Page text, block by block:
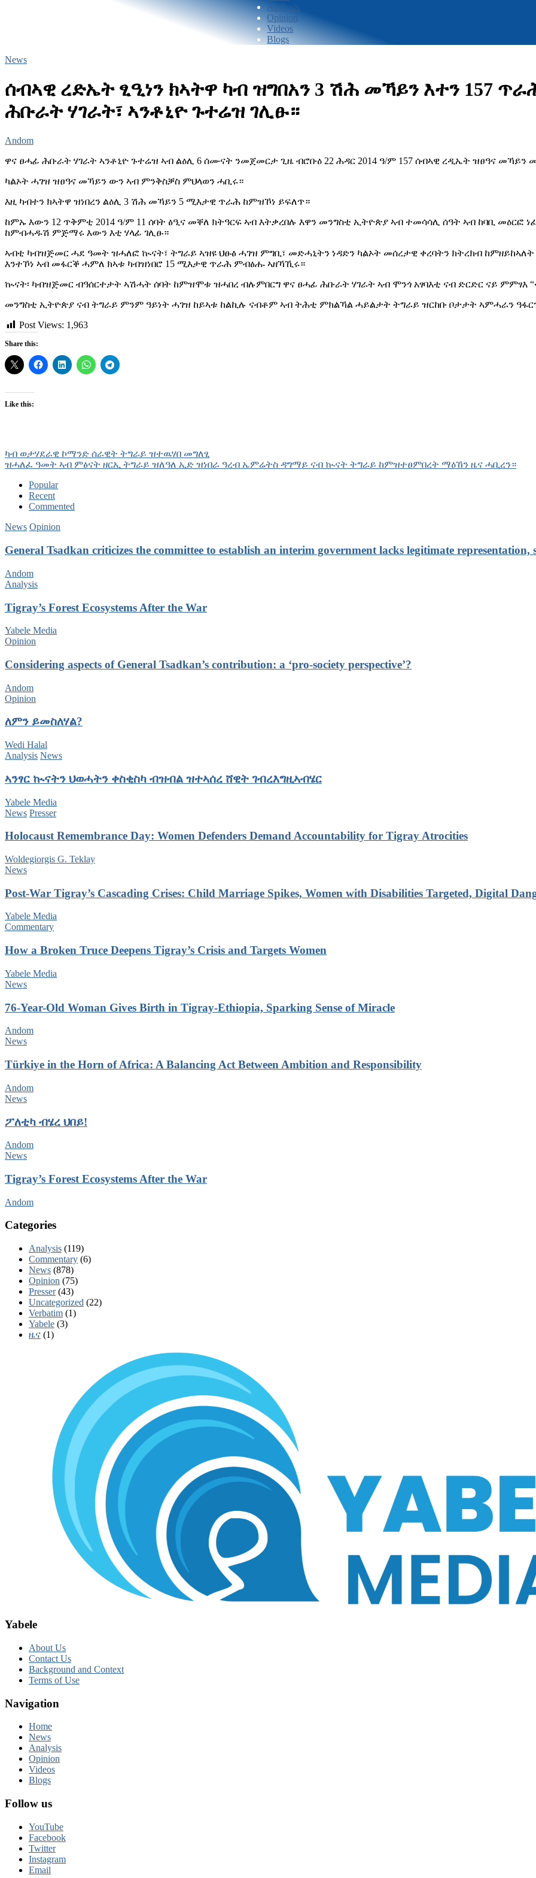
Analysis
Opinion
Videos
Blogs
News
ሰብኣዊ ረድኤት ፂዒነን ክኣትዋ ካብ ዝግበአን 3 ሽሕ መኻይን እተን 157
ሕቡራት ሃገራት፣ ኣንቶኒዮ ጉተሬዝ ገሊፁ።
Andom
ዋና ፀሓፊ ሕቡራት ሃገራት ኣንቶኒዮ ጉተሬዝ ኣብ ልዕሊ 6 ሰሙናት ንመጀመርታ ጊዜ ብሮቡዕ 22 ሕዳር 2014 ዓ/ም 157 ሰብኣዊ ረዲኤት ዝፀዓና መኻይን
ካልኦት ሓገዝ ዝፀዓና መኻይን ውን ኣብ ምንቅስቓስ ምህላወን ሓቢሩ።
እዚ ካብተን ክኣትዋ ዝነበረን ልዕሊ 3 ሽሕ መኻይን 5 ሚእታዊ ጥራሕ ከምዝኾነ ይፍለጥ።
ከምኡ እውን 12 ጥቅምቲ 2014 ዓ/ም 11 ሰባት ፅዒና መቐለ ክትዓርፍ ኣብ እትቃረበሉ እዋን መንግስቲ ኢትዮጵያ ኣብ ተመሳሳሊ ሰዓት ኣብ ከባቢ
ከምብሓዱሽ ምጅማሩ እውን እቲ ሃላፊ ገሊፁ።
ኣብቲ ካብዝጅመር ሓደ ዓመት ዝሓለፎ ኲናት፣ ትግራይ ኣዝዩ ህፁፅ ሓገዝ ምግቢ፣ መድሓኒትን ነዳድን ካልኦት መሰረታዊ ቀረባትን ክትረክብ
እንተኾነ ኣብ መፋርቕ ሓምለ ክኣቱ ካብዝነበሮ 15 ሚእታዊ ጥራሕ ምብፅሑ ኣዘኻኺሩ።
ኲናት፡ ካብዝጅመር ብዓሰርተታት ኣሽሓት ሰባት ከምዝሞቱ ዝሓበረ ብሉምበርግ ዋና ፀሓፊ ሕቡራት ሃገራት ኣብ ሞንጎ አፃባእቲ ናብ ድርድር ናይ ምምፃእ
መንግስቲ ኢትዮጵያ ናብ ትግራይ ምንም ዓይነት ሓገዝ ከይኣቱ ከልኪሉ ናብቶም ኣብ ትሕቲ ምክልኻል ሓይልታት ትግራይ ዝርከቡ ቦታታት ኣምሓራን
Post Views: 1,963
Share this:
Like this:
Post
navigation
ካብ ወታሃደራዊ ኮማንድ ሰራዊት ትግራይ ዝተዉሃበ መግለፂ
ዝሓለፈ ዓመት ኣብ ምፅናት ዘርኢ ትግራይ ዝለዓለ ኢድ ዝነበራ ዓረብ ኤምሬትስ ዳግማይ ናብ ኲናት ትግራይ ከምዝተፀምበረት ማዕኸን ዜና ሓቢረን።
Popular
Recent
Commented
News Opinion
General Tsadkan criticizes the committee to establish an interim government lacks legitimate representation,
Andom
Analysis
Tigray’s Forest Ecosystems After the War
Yabele Media
Opinion
Considering aspects of General Tsadkan’s contribution: a ‘pro-society perspective’?
Andom
Opinion
ለምን ይመስለሃል?
Wedi Halal
Analysis News
ኣንፃር ኲናትን ህወሓትን ቀስቂስካ ብዝብል ዝተኣሰረ ሸዊት ገብረእግዚኣብሄር
Yabele Media
News Presser
Holocaust Remembrance Day: Women Defenders Demand Accountability for Tigray Atrocities
Woldegiorgis G. Teklay
News
Post-War Tigray’s Cascading Crises: Child Marriage Spikes, Women with Disabilities Targeted, Digital
Yabele Media
Commentary
How a Broken Truce Deepens Tigray’s Crisis and Targets Women
Yabele Media
News
76-Year-Old Woman Gives Birth in Tigray-Ethiopia, Sparking Sense of Miracle
Andom
News
Türkiye in the Horn of Africa: A Balancing Act Between Ambition and Responsibility
Andom
News
ፖለቲካ ብሄረ ህበይ!
Andom
News
Tigray’s Forest Ecosystems After the War
Andom
Categories
Analysis (119)
Commentary (6)
News (878)
Opinion (75)
Presser(43)
Uncategorized (22)
Verbatim (1)
Yabele (3)
ዜና (1)
Yabele
About Us
Contact Us
Background and Context
Terms of Use
Navigation
Home
News
Analysis
Opinion
Videos
Blogs
Follow us
YouTube
Facebook
Twitter
Instagram
Email